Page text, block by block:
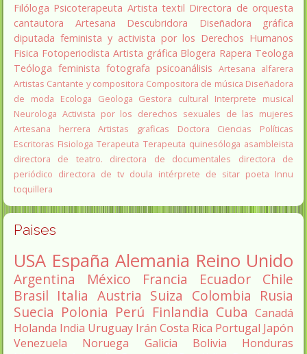
Filóloga Psicoterapeuta Artista textil Directora de orquesta
cantautora
Artesana Descubridora
Diseñadora gráfica
diputada feminista y activista por los Derechos Humanos
Fisica Fotoperiodista Artista gráfica Blogera Rapera Teologa
Teóloga feminista fotografa psicoanálisis Artesana alfarera
Artistas Cantante y compositora Compositora de música Diseñadora
de moda
Ecologa Geologa Gestora cultural
Interprete musical
Neurologa Activista por los derechos sexuales de las mujeres
Artesana herrera
Artistas graficas
Doctora Ciencias Políticas
Escritoras Fisiologa Terapeuta Terapeuta quinesóloga asambleista
directora de teatro.
directora de documentales
directora de
periódico directora de tv doula intérprete de sitar poeta Innu
toquillera
Paises
USA España Alemania Reino Unido
Argentina México Francia Ecuador
Chile
Brasil Italia Austria Suiza Colombia Rusia
Suecia Polonia Perú Finlandia Cuba Canadá
Holanda India Uruguay Irán Costa Rica Portugal Japón
Venezuela
Noruega Galicia Bolivia
Honduras